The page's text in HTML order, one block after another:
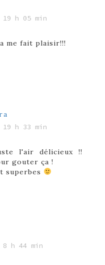
h 05 min
me fait plaisir!!!
h 33 min
l'air délicieux !!
gouter ça !
superbes
h 44 min